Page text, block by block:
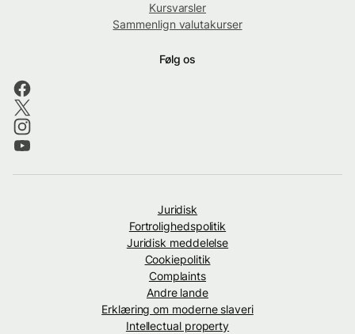
Kursvarsler
Sammenlign valutakurser
Følg os
Juridisk
Fortrolighedspolitik
Juridisk meddelelse
Cookiepolitik
Complaints
Andre lande
Erklæring om moderne slaveri
Intellectual property